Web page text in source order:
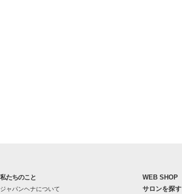
私たちのこと
ジャパンヘナについて
WEB SHOP
サロンを探す